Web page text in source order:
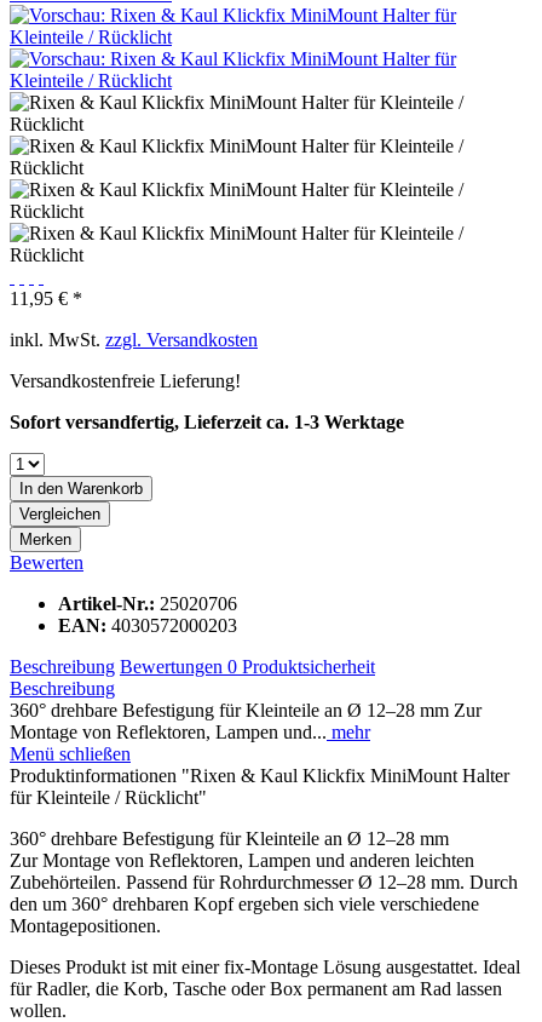
11,95 € *
inkl. MwSt. zzgl. Versandkosten
Versandkostenfreie Lieferung!
Sofort versandfertig, Lieferzeit ca. 1-3 Werktage
In den Warenkorb
Vergleichen
Merken
Bewerten
Artikel-Nr.: 25020706
EAN: 4030572000203
Beschreibung Bewertungen 0 Produktsicherheit
Beschreibung
360° drehbare Befestigung für Kleinteile an Ø 12–28 mm Zur
Montage von Reflektoren, Lampen und... mehr
Menü schließen
Produktinformationen "Rixen & Kaul Klickfix MiniMount Halter
für Kleinteile / Rücklicht"
360° drehbare Befestigung für Kleinteile an Ø 12–28 mm
Zur Montage von Reflektoren, Lampen und anderen leichten
Zubehörteilen. Passend für Rohrdurchmesser Ø 12–28 mm. Durch
den um 360° drehbaren Kopf ergeben sich viele verschiedene
Montagepositionen.
Dieses Produkt ist mit einer fix-Montage Lösung ausgestattet. Ideal
für Radler, die Korb, Tasche oder Box permanent am Rad lassen
wollen.